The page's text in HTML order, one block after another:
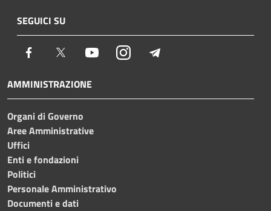
SEGUICI SU
Facebook Twitter YoutubeInstagram
AMMINISTRAZIONE
Organi di Governo
Aree Amministrative
Uffici
Enti e fondazioni
Politici
Personale Amministrativo
Documenti e dati